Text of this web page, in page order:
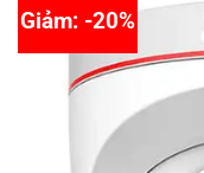
Giảm: -20%